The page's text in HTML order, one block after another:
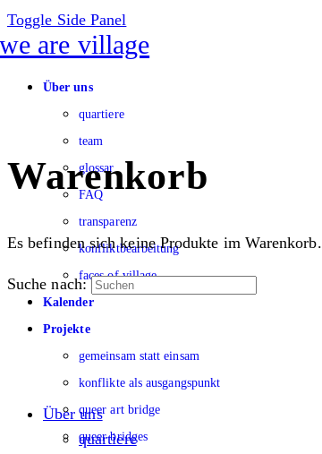
Toggle Side Panel
Über uns
quartiere
team
glossar
FAQ
transparenz
konfliktbearbeitung
faces of village
Kalender
Projekte
gemeinsam statt einsam
konflikte als ausgangspunkt
queer art bridge
queer bridges
Warenkorb
Es befinden sich keine Produkte im Warenkorb.
Suche nach:
Über uns
quartiere